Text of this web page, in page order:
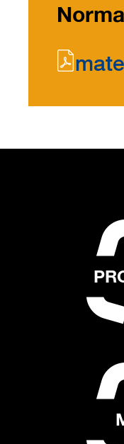
Norma